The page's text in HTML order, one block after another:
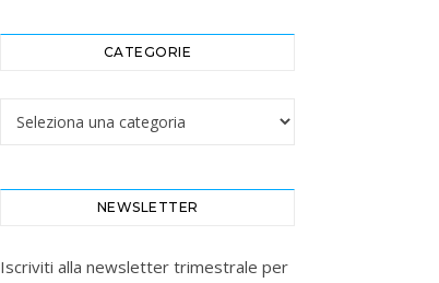
CATEGORIE
Categorie
NEWSLETTER
Iscriviti alla newsletter trimestrale per